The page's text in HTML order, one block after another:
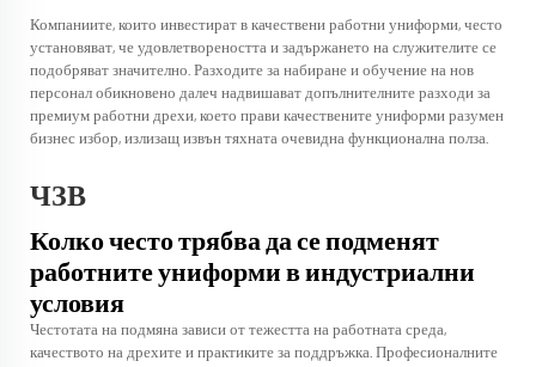
Компаниите, които инвестират в качествени работни униформи, често
установяват, че удовлетвореността и задържането на служителите се
подобряват значително. Разходите за набиране и обучение на нов
персонал обикновено далеч надвишават допълнителните разходи за
премиум работни дрехи, което прави качествените униформи разумен
бизнес избор, излизащ извън тяхната очевидна функционална полза.
ЧЗВ
Колко често трябва да се подменят
работните униформи в индустриални
условия
Честотата на подмяна зависи от тежестта на работната среда,
качеството на дрехите и практиките за поддръжка. Професионалните